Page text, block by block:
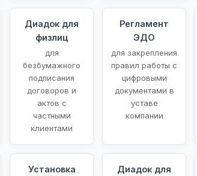
Диадок для
физлиц
для
безбумажного
подписания
договоров и
актов с
частными
клиентами
Регламент
ЭДО
для закрепления
правил работы с
цифровыми
документами в
уставе
компании
Установка
Диадок для